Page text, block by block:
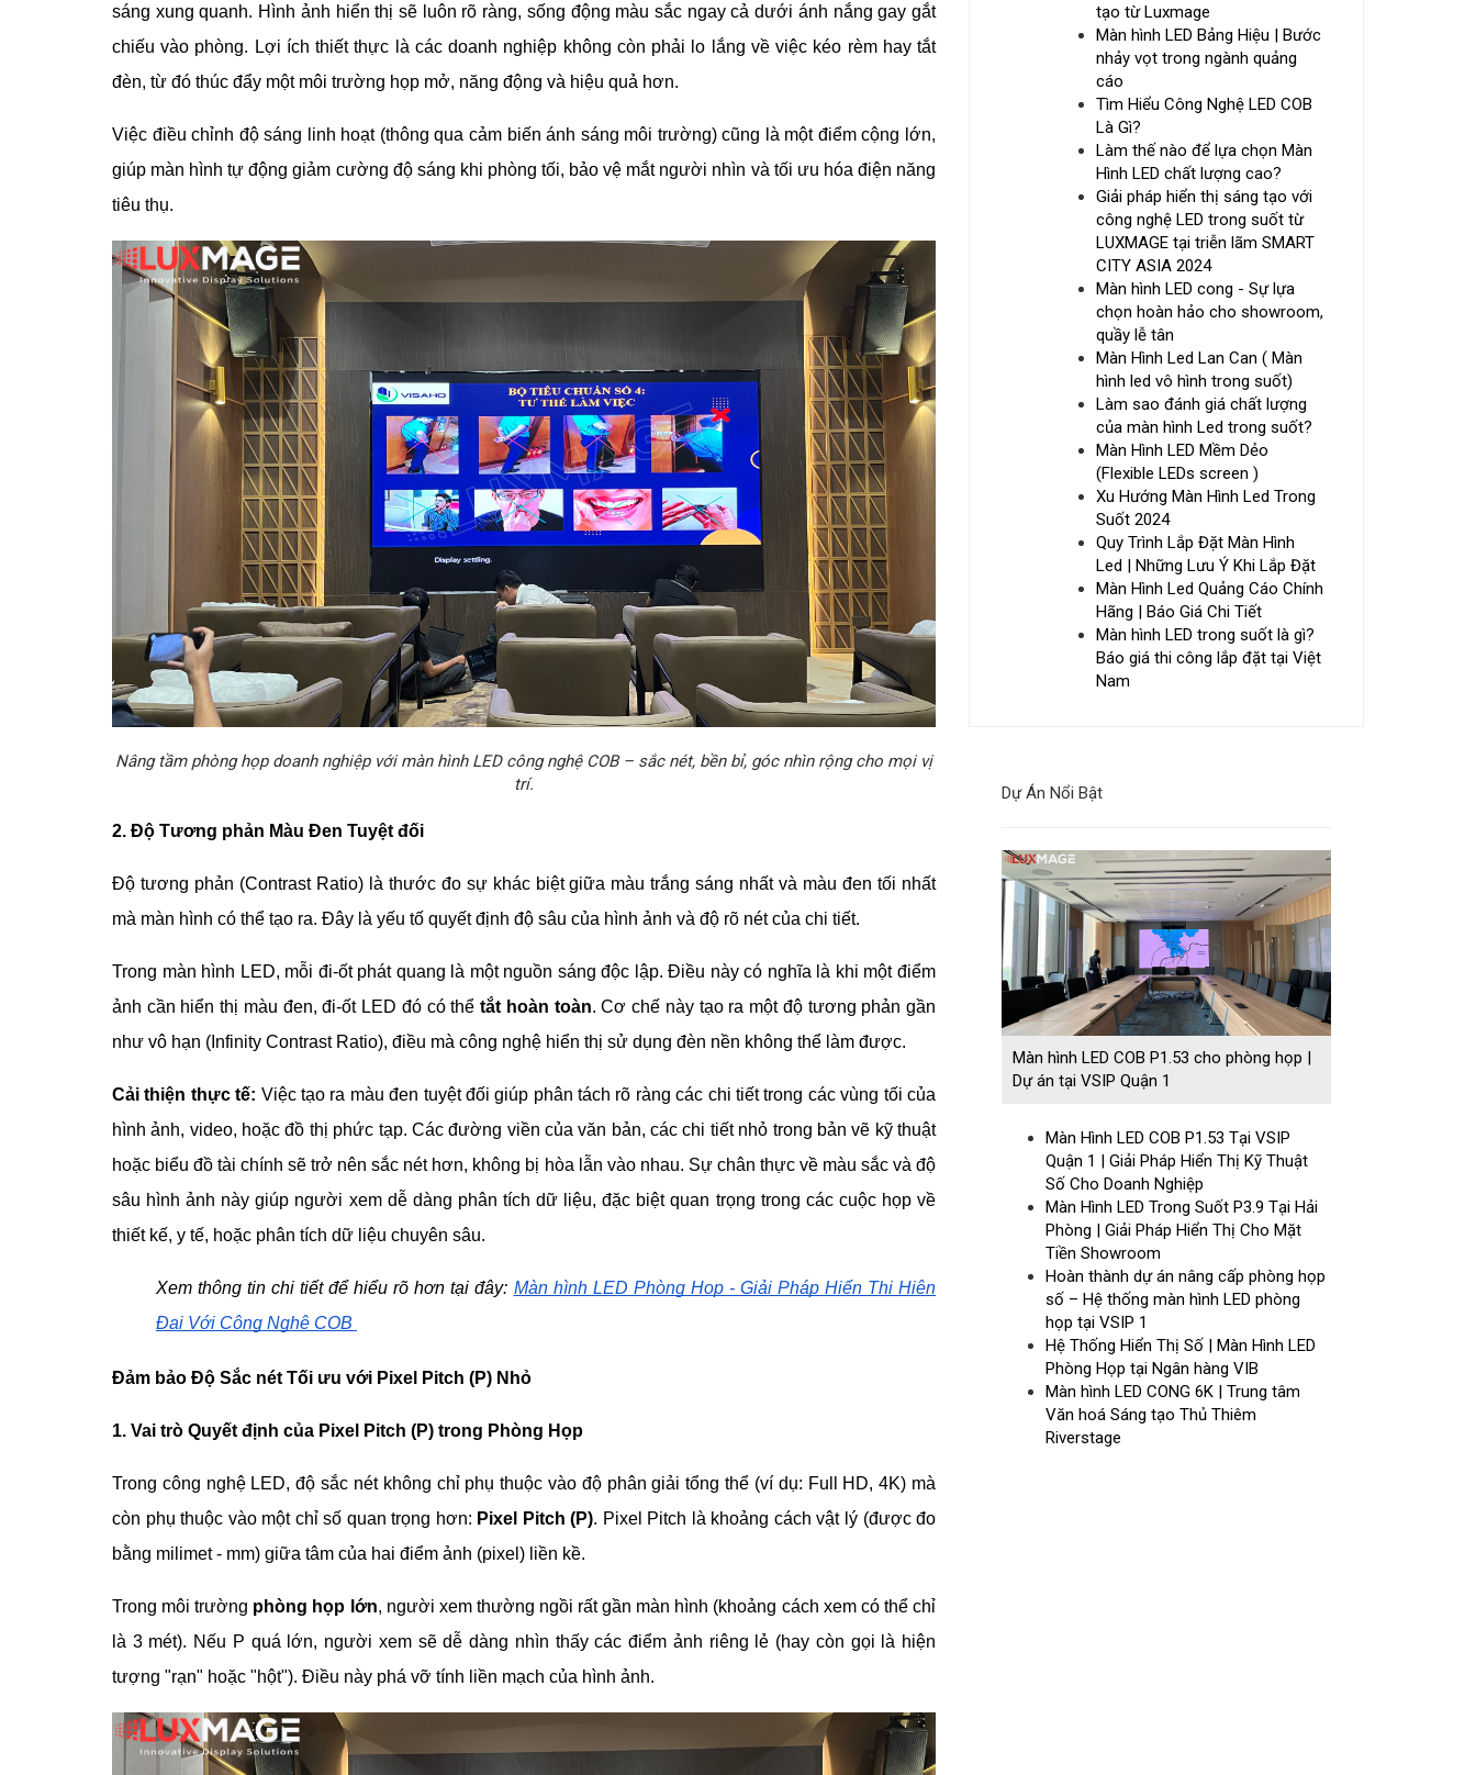
sáng xung quanh. Hình ảnh hiển thị sẽ luôn rõ ràng, sống động màu sắc ngay cả dưới ánh nắng gay gắt
chiếu vào phòng. Lợi ích thiết thực là các doanh nghiệp không còn phải lo lắng về việc kéo rèm hay tắt
đèn, từ đó thúc đẩy một môi trường họp mở, năng động và hiệu quả hơn.
Việc điều chỉnh độ sáng linh hoạt (thông qua cảm biến ánh sáng môi trường) cũng là một điểm cộng lớn,
giúp màn hình tự động giảm cường độ sáng khi phòng tối, bảo vệ mắt người nhìn và tối ưu hóa điện năng
tiêu thụ.
Nâng tầm phòng họp doanh nghiệp với màn hình LED công nghệ COB – sắc nét, bền bỉ, góc nhìn rộng cho mọi vị
trí.
2. Độ Tương phản Màu Đen Tuyệt đối
Độ tương phản (Contrast Ratio) là thước đo sự khác biệt giữa màu trắng sáng nhất và màu đen tối nhất
mà màn hình có thể tạo ra. Đây là yếu tố quyết định độ sâu của hình ảnh và độ rõ nét của chi tiết.
Trong màn hình LED, mỗi đi-ốt phát quang là một nguồn sáng độc lập. Điều này có nghĩa là khi một điểm
ảnh cần hiển thị màu đen, đi-ốt LED đó có thểtắt hoàn toàn. Cơ chế này tạo ra một độ tương phản gần
như vô hạn (Infinity Contrast Ratio), điều mà công nghệ hiển thị sử dụng đèn nền không thể làm được.
Cải thiện thực tế: Việc tạo ra màu đen tuyệt đối giúp phân tách rõ ràng các chi tiết trong các vùng tối của
hình ảnh, video, hoặc đồ thị phức tạp. Các đường viền của văn bản, các chi tiết nhỏ trong bản vẽ kỹ thuật
hoặc biểu đồ tài chính sẽ trở nên sắc nét hơn, không bị hòa lẫn vào nhau. Sự chân thực về màu sắc và độ
sâu hình ảnh này giúp người xem dễ dàng phân tích dữ liệu, đặc biệt quan trọng trong các cuộc họp về
thiết kế, y tế, hoặc phân tích dữ liệu chuyên sâu.
Xem thông tin chi tiết để hiểu rõ hơn tại đây: Màn hình LED Phòng Họp - Giải Pháp Hiển Thị Hiện
Đại Với Công Nghệ COB
Đảm bảo Độ Sắc nét Tối ưu với Pixel Pitch (P) Nhỏ
1. Vai trò Quyết định của Pixel Pitch (P) trong Phòng Họp
Trong công nghệ LED, độ sắc nét không chỉ phụ thuộc vào độ phân giải tổng thể (ví dụ: Full HD, 4K) mà
còn phụ thuộc vào một chỉ số quan trọng hơn: Pixel Pitch (P). Pixel Pitch là khoảng cách vật lý (được đo
bằng milimet - mm) giữa tâm của hai điểm ảnh (pixel) liền kề.
Trong môi trường phòng họp lớn, người xem thường ngồi rất gần màn hình (khoảng cách xem có thể chỉ
là 3 mét). Nếu P quá lớn, người xem sẽ dễ dàng nhìn thấy các điểm ảnh riêng lẻ (hay còn gọi là hiện
tượng "rạn" hoặc "hột"). Điều này phá vỡ tính liền mạch của hình ảnh.
tạo từ Luxmage
Màn hình LED Bảng Hiệu | Bước
nhảy vọt trong ngành quảng
cáo
Tìm Hiểu Công Nghệ LED COB
Là Gì?
Làm thế nào để lựa chọn Màn
Hình LED chất lượng cao?
Giải pháp hiển thị sáng tạo với
công nghệ LED trong suốt từ
LUXMAGE tại triễn lãm SMART
CITY ASIA 2024
Màn hình LED cong - Sự lựa
chọn hoàn hảo cho showroom,
quầy lễ tân
Màn Hình Led Lan Can ( Màn
hình led vô hình trong suốt)
Làm sao đánh giá chất lượng
của màn hình Led trong suốt?
Màn Hình LED Mềm Dẻo
(Flexible LEDs screen )
Xu Hướng Màn Hình Led Trong
Suốt 2024
Quy Trình Lắp Đặt Màn Hình
Led | Những Lưu Ý Khi Lắp Đặt
Màn Hình Led Quảng Cáo Chính
Hãng | Báo Giá Chi Tiết
Màn hình LED trong suốt là gì?
Báo giá thi công lắp đặt tại Việt
Nam
Dự Án Nổi Bật
Màn hình LED COB P1.53 cho phòng họp |
Dự án tại VSIP Quận 1
Màn Hình LED COB P1.53 Tại VSIP
Quận 1 | Giải Pháp Hiển Thị Kỹ Thuật
Số Cho Doanh Nghiệp
Màn Hình LED Trong Suốt P3.9 Tại Hải
Phòng | Giải Pháp Hiển Thị Cho Mặt
Tiền Showroom
Hoàn thành dự án nâng cấp phòng họp
số – Hệ thống màn hình LED phòng
họp tại VSIP 1
Hệ Thống Hiển Thị Số | Màn Hình LED
Phòng Họp tại Ngân hàng VIB
Màn hình LED CONG 6K | Trung tâm
Văn hoá Sáng tạo Thủ Thiêm
Riverstage